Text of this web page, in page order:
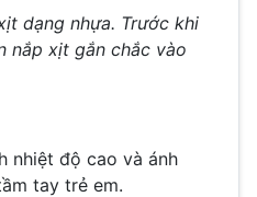
dạng nhựa. Trước khi
nắp xịt gắn chắc vào
nhiệt độ cao và ánh
tay trẻ em.